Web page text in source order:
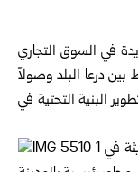
في السوق التجاري
درعا البلد وصولاً
البنية التحتية في